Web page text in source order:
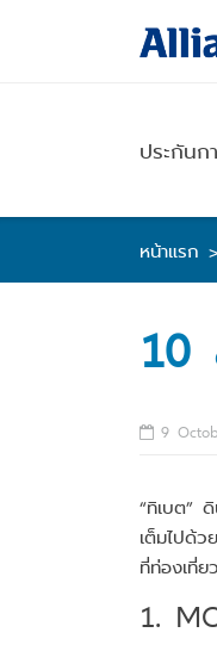
ประกันก
หน้าแรก
10
9
“ทิเบต”
เต็มไปด้ว
ที่ท่องเที่
1.